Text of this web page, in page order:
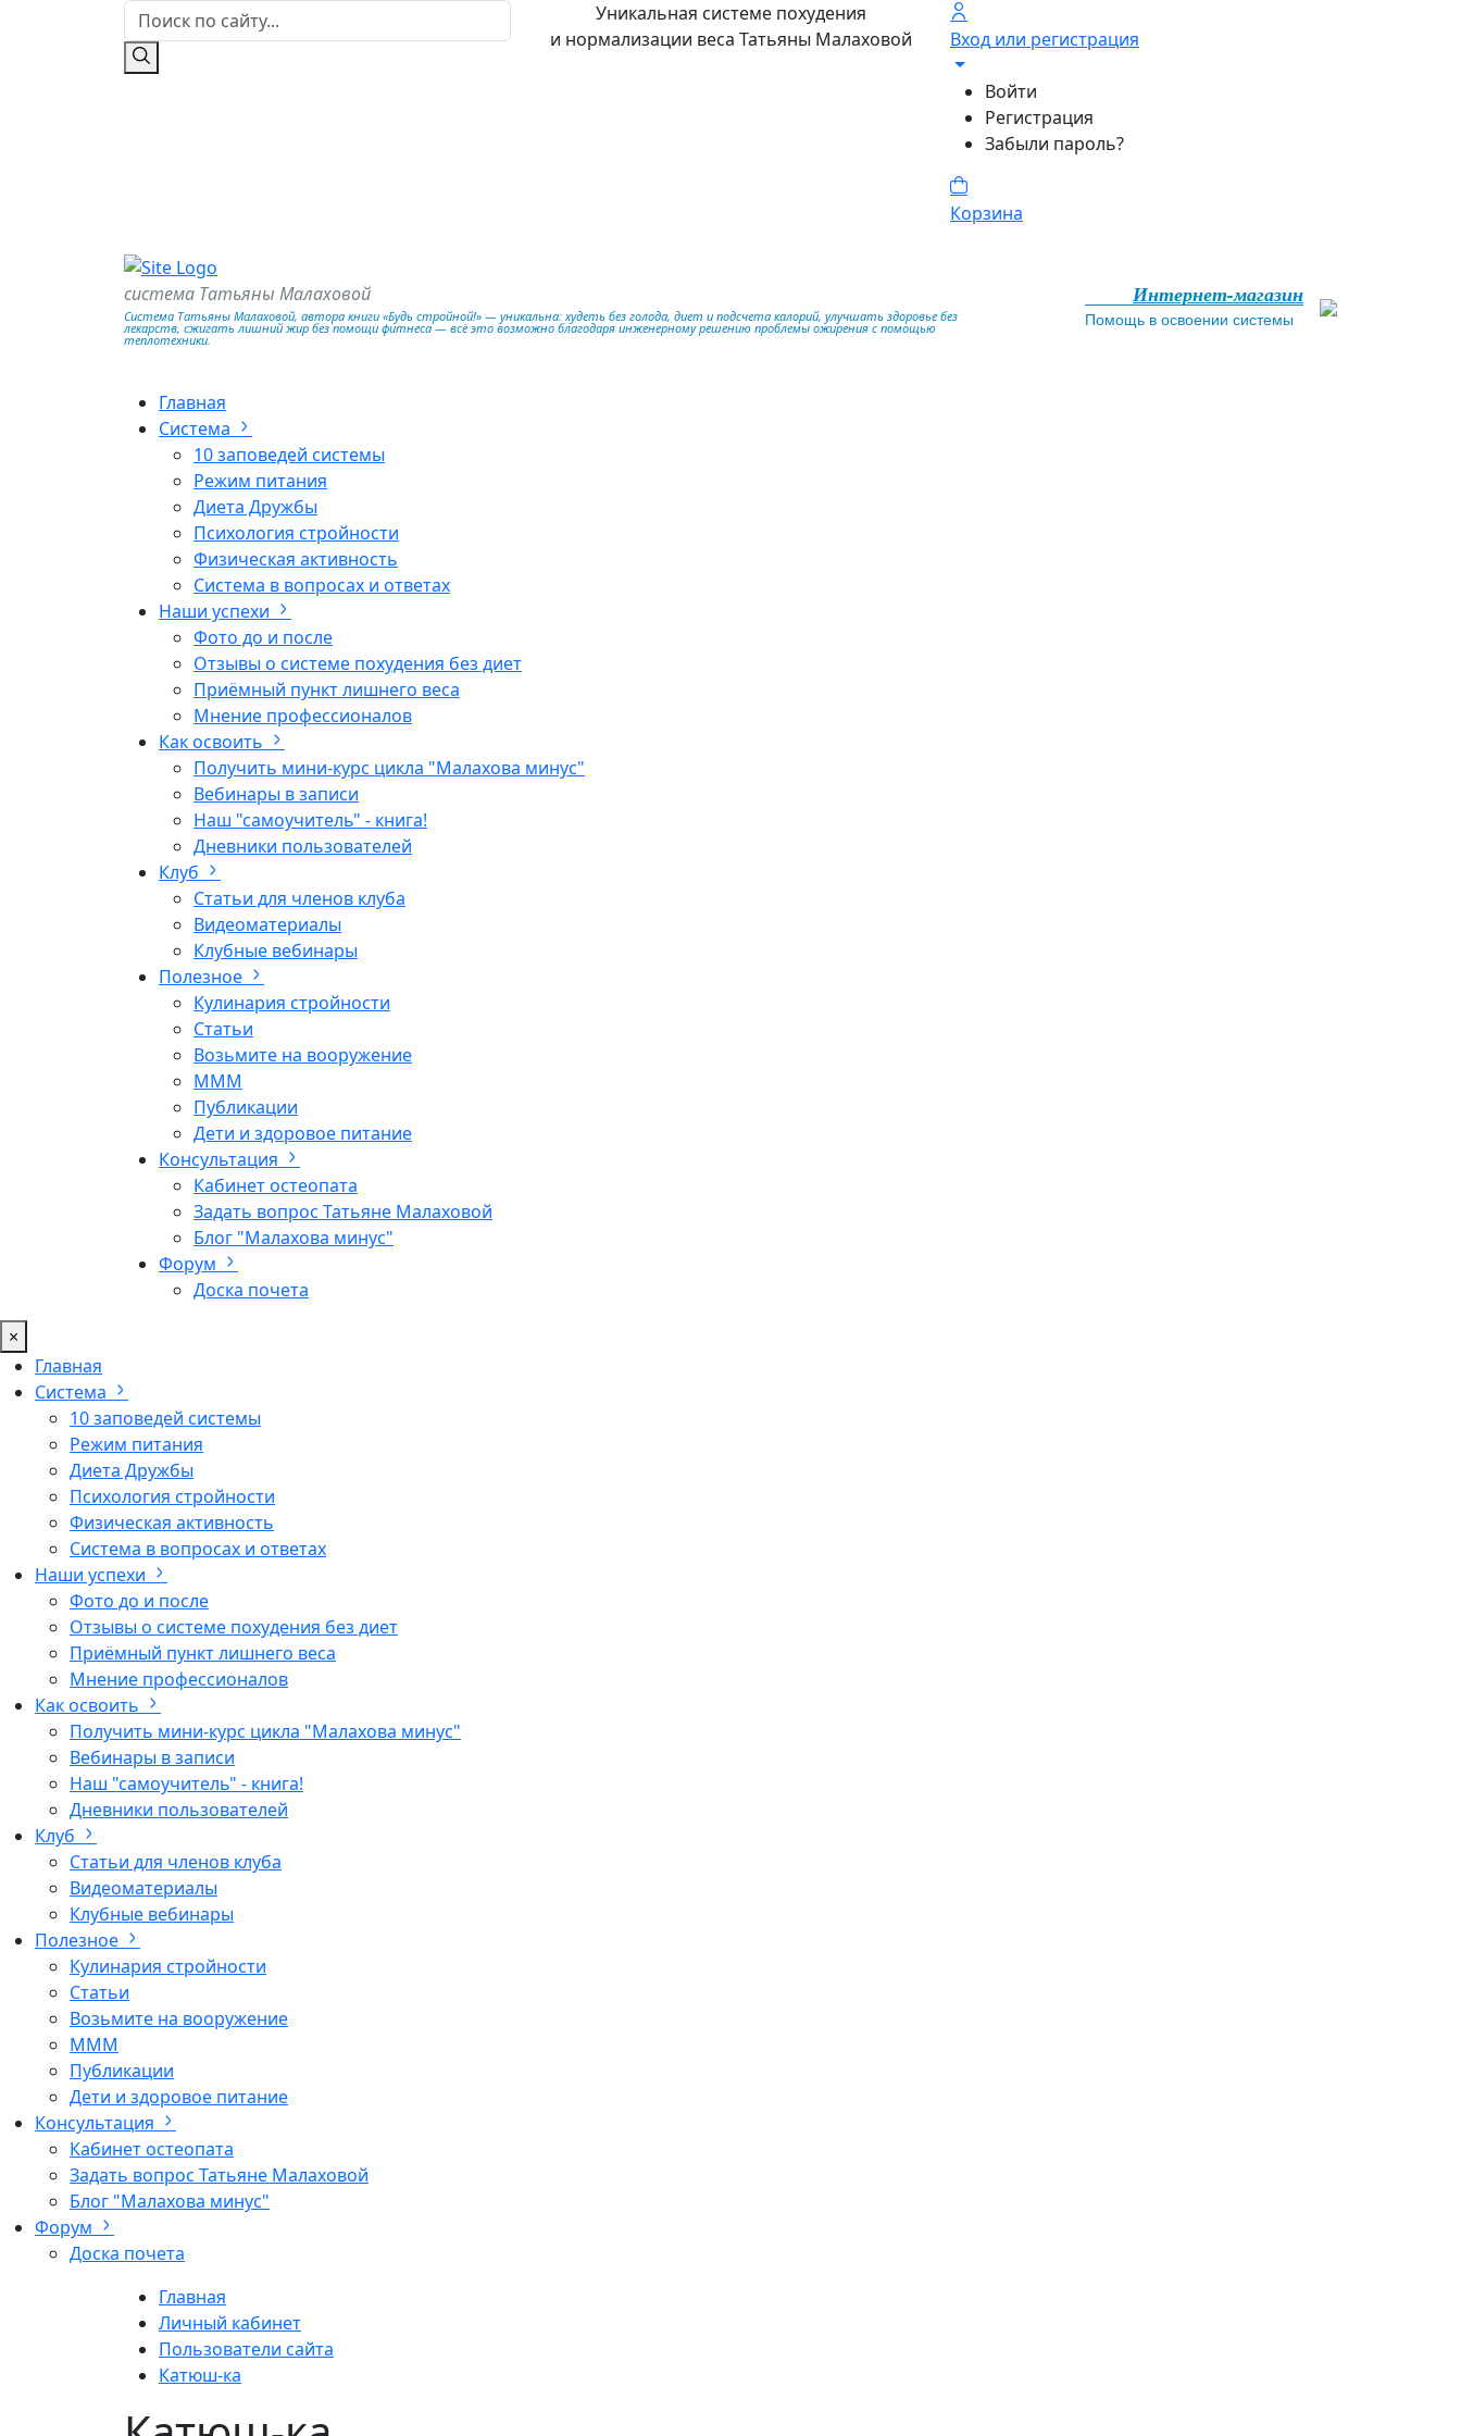
Уникальная системе похудения
и нормализации веса Татьяны Малаховой
Вход или регистрация
Войти
Регистрация
Забыли пароль?
Корзина
система Татьяны Малаховой
Система Татьяны Малаховой, автора книги «Будь стройной!» — уникальна: худеть без голода, диет и подсчета калорий, улучшать здоровье без
лекарств, сжигать лишний жир без помощи фитнеса — всё это возможно благодаря инженерному решению проблемы ожирения с помощью
теплотехники.
Интернет-магазин
Помощь в освоении системы
Главная
Система
10 заповедей системы
Режим питания
Диета Дружбы
Психология стройности
Физическая активность
Система в вопросах и ответах
Наши успехи
Фото до и после
Отзывы о системе похудения без диет
Приёмный пункт лишнего веса
Мнение профессионалов
Как освоить
Получить мини-курс цикла "Малахова минус"
Вебинары в записи
Наш "самоучитель" - книга!
Дневники пользователей
Клуб
Статьи для членов клуба
Видеоматериалы
Клубные вебинары
Полезное
Кулинария стройности
Статьи
Возьмите на вооружение
МММ
Публикации
Дети и здоровое питание
Консультация
Кабинет остеопата
Задать вопрос Татьяне Малаховой
Блог "Малахова минус"
Форум
Доска почета
×
Главная
Система
10 заповедей системы
Режим питания
Диета Дружбы
Психология стройности
Физическая активность
Система в вопросах и ответах
Наши успехи
Фото до и после
Отзывы о системе похудения без диет
Приёмный пункт лишнего веса
Мнение профессионалов
Как освоить
Получить мини-курс цикла "Малахова минус"
Вебинары в записи
Наш "самоучитель" - книга!
Дневники пользователей
Клуб
Статьи для членов клуба
Видеоматериалы
Клубные вебинары
Полезное
Кулинария стройности
Статьи
Возьмите на вооружение
МММ
Публикации
Дети и здоровое питание
Консультация
Кабинет остеопата
Задать вопрос Татьяне Малаховой
Блог "Малахова минус"
Форум
Доска почета
Главная
Личный кабинет
Пользователи сайта
Катюш-ка